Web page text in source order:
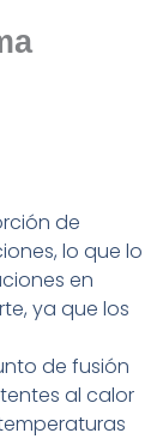
de
lo que lo
en
ya que los
de fusión
al calor